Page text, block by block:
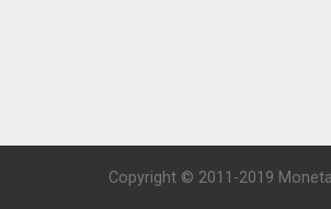
Copyright © 2011-2019 Moneta